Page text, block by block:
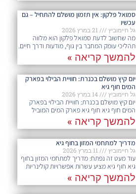
סמואל פלקון: אין תזמון מושלם להתחיל – גם
עכשיו
גל חיימוביץ 21 במרץ 2026
מה שחשוב לדעת סמואל פלקון הוא מלווה
תהליכי עומק המחבר בין גוף, מודעות ודרך חיים.
להמשך קריאה »
יום קיץ מושלם בכנרת: חוויית הבילוי בפארק
המים חוף גיא
גל חיימוביץ 14 במרץ 2026
יום קיץ מושלם בכנרת: חוויית הבילוי בפארק
המים חוף גיא חוף גיא פארק המים המוביל
להמשך קריאה »
מדריך למתחמי המזון בחוף גיא
גל חיימוביץ 11 במרץ 2026
עוד מעט זה נפתח: מדריך למתחמי המזון בחוף
גיא חוף גיא מציע עשרות אפשרויות קולינריות
להמשך קריאה »